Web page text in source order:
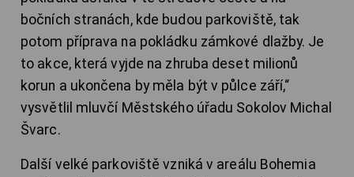
bočních stranách, kde budou parkoviště, tak
potom příprava na pokládku zámkové dlažby. Je
to akce, která vyjde na zhruba deset milionů
korun a ukončena by měla být v půlce září,“
vysvětlil mluvčí Městského úřadu Sokolov Michal
Švarc.
Další velké parkoviště vzniká v areálu Bohemia